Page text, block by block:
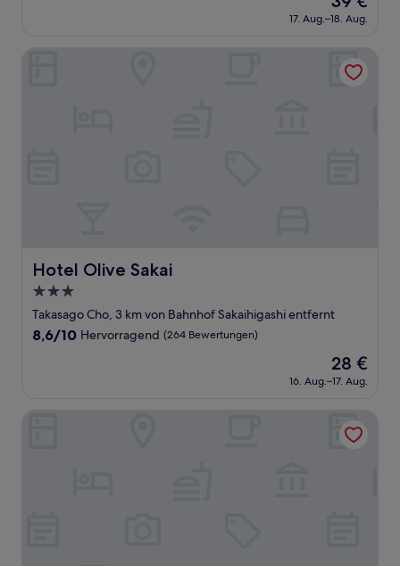
Bewertungen)
Preis
beträgt
17. Aug.–18. Aug.
Hotel Olive Sakai
Hotel Olive Sakai
3.0-
Sterne-
Unterkunft
Takasago Cho, 3 km von Bahnhof Sakaihigashi entfernt
8.6
Bewertungen)
8,6/10 Hervorragend (264 Bewertungen)
Der
Preis
beträgt
28 €
16. Aug.–17. Aug.